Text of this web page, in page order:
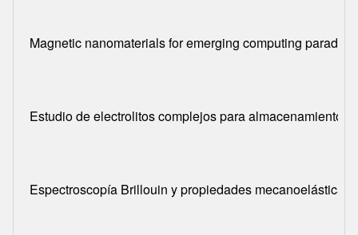
Magnetic nanomaterials for emerging computing
Estudio de electrolitos complejos para almacenamiento
Espectroscopía Brillouin y propiedades mecanoelásticas